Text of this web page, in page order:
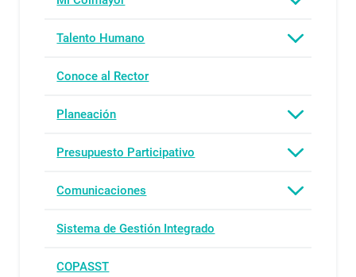
Talento Humano
Conoce al Rector
Planeación
Presupuesto Participativo
Comunicaciones
Sistema de Gestión Integrado
COPASST